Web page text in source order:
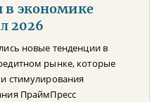
экономике
2026
новые тенденции в
рынке, которые
стимулирования
ПраймПресс